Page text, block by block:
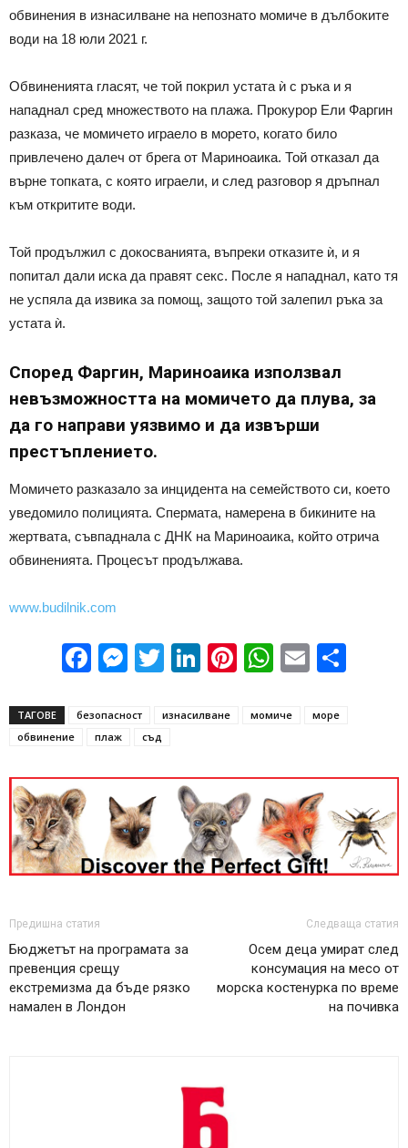
обвинения в изнасилване на непознато момиче в дълбоките
води на 18 юли 2021 г.
Обвиненията гласят, че той покрил устата ѝ с ръка и я
нападнал сред множеството на плажа. Прокурор Ели Фаргин
разказа, че момичето играело в морето, когато било
привлечено далеч от брега от Мариноаика. Той отказал да
върне топката, с която играели, и след разговор я дръпнал
към откритите води.
Той продължил с докосванията, въпреки отказите ѝ, и я
попитал дали иска да правят секс. После я нападнал, като тя
не успяла да извика за помощ, защото той залепил ръка за
устата ѝ.
Според Фаргин, Мариноаика използвал
невъзможността на момичето да плува, за
да го направи уязвимо и да извърши
престъплението.
Момичето разказало за инцидента на семейството си, което
уведомило полицията. Спермата, намерена в бикините на
жертвата, съвпаднала с ДНК на Мариноаика, който отрича
обвиненията. Процесът продължава.
www.budilnik.com
Facebook
Messenger
Twitter
LinkedIn
Pinterest
WhatsApp
Email
ТАГОВЕ безопасност изнасилване момиче
море
обвинение
плаж съд
Предишна статия
Бюджетът на програмата за
превенция срещу
екстремизма да бъде рязко
намален в Лондон
Следваща статия
Осем деца умират след
консумация на месо от
морска костенурка по време
на почивка